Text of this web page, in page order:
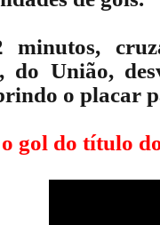
minutos,
do União,
o placar
gol do título